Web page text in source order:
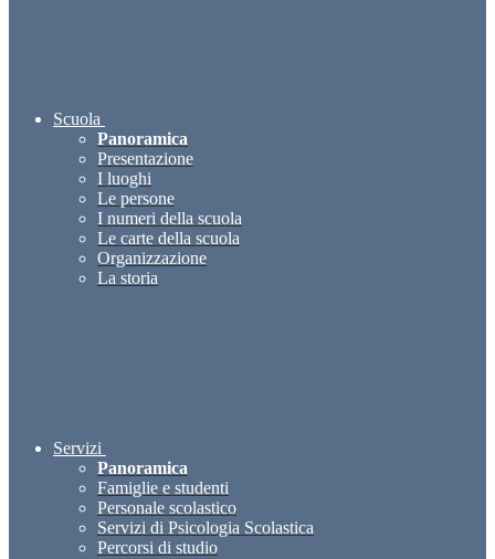
Scuola
Panoramica
Presentazione
I luoghi
Le persone
I numeri della scuola
Le carte della scuola
Organizzazione
La storia
Servizi
Panoramica
Famiglie e studenti
Personale scolastico
Servizi di Psicologia Scolastica
Percorsi di studio